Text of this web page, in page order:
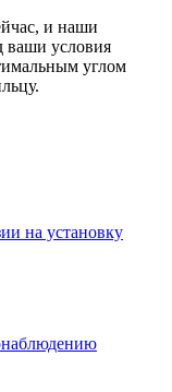
и наши
ваши условия
углом
на установку